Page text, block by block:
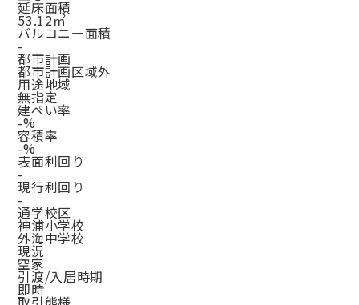
延床面積
53.12㎡
バルコニー面積
-
都市計画
都市計画区域外
用途地域
無指定
建ぺい率
-%
容積率
-%
表面利回り
-
現行利回り
-
通学校区
神浦小学校
外海中学校
現況
空家
引渡/入居時期
即時